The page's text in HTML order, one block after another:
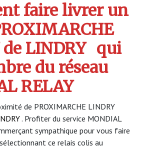
faire livrer un
LINDRY qui
du réseau
RELAY
de PROXIMARCHE LINDRY
. Profiter du service MONDIAL
sympathique pour vous faire
ce relais colis au